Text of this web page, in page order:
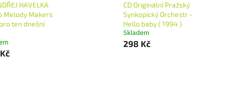
HAVELKA
Melody Makers
ten dnešní
CD Originální Pražský
Synkopický Orchestr -
Hello baby ( 1994 )
Skladem
298 Kč